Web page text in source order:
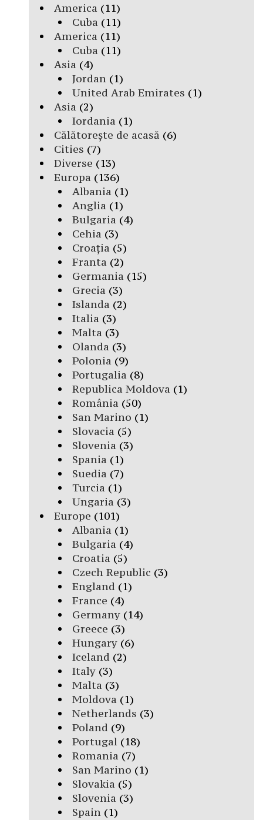
America (11)
Cuba (11)
America (11)
Cuba (11)
Asia (4)
Jordan (1)
United Arab Emirates (1)
Asia (2)
Iordania (1)
Călătorește de acasă (6)
Cities (7)
Diverse (13)
Europa (136)
Albania (1)
Anglia (1)
Bulgaria (4)
Cehia (3)
Croația (5)
Franta (2)
Germania (15)
Grecia (3)
Islanda (2)
Italia (3)
Malta (3)
Olanda (3)
Polonia (9)
Portugalia (8)
Republica Moldova (1)
România (50)
San Marino (1)
Slovacia (5)
Slovenia (3)
Spania (1)
Suedia (7)
Turcia (1)
Ungaria (3)
Europe (101)
Albania (1)
Bulgaria (4)
Croatia (5)
Czech Republic (3)
England (1)
France (4)
Germany(14)
Greece (3)
Hungary(6)
Iceland (2)
Italy(3)
Malta (3)
Moldova (1)
Netherlands (3)
Poland (9)
Portugal (18)
Romania (7)
San Marino (1)
Slovakia (5)
Slovenia (3)
Spain (1)